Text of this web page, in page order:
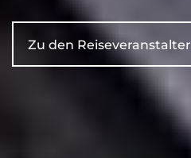
Zu den Reiseveranstalter